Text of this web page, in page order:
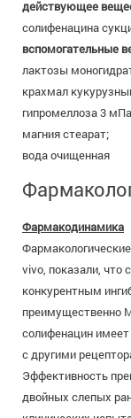
действующее
солифенацина
вспомогательные
лактозы
крахмал
гипромеллоза 3
магния стеарат;
вода очищенная
Фармакодинамика
vivo, показали, что
конкурентным
преимущественно
солифенацин
с другими
Эффективность
двойных слепых